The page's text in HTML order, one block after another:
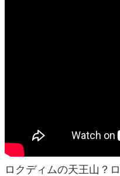
ロクディムの天王山？